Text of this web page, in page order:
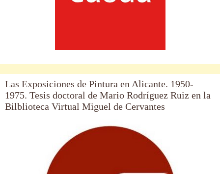
Las Exposiciones de Pintura en Alicante. 1950-
1975. Tesis doctoral de Mario Rodríguez Ruiz en la
Bilblioteca Virtual Miguel de Cervantes